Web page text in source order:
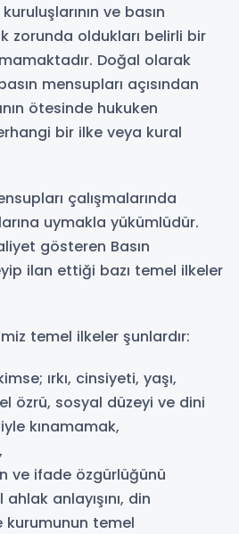
ve basın
zorunda oldukları belirli bir
Doğal olarak
mensupları açısından
ötesinde hukuken
bir ilke veya kural
çalışmalarında
uymakla yükümlüdür.
gösteren Basın
ilan ettiği bazı temel ilkeler
temel ilkeler şunlardır:
ırkı, cinsiyeti, yaşı,
özrü, sosyal düzeyi ve dini
kınamamak,
ve ifade özgürlüğünü
ahlak anlayışını, din
kurumunun temel